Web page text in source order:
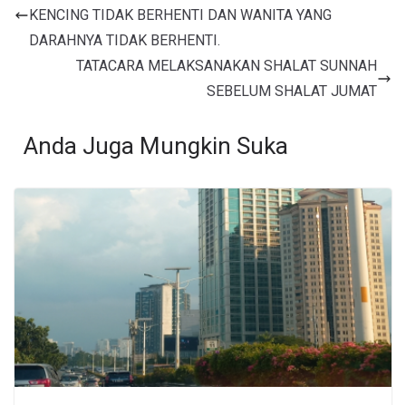
KENCING TIDAK BERHENTI DAN WANITA YANG
DARAHNYA TIDAK BERHENTI.
TATACARA MELAKSANAKAN SHALAT SUNNAH
SEBELUM SHALAT JUMAT
Anda Juga Mungkin Suka